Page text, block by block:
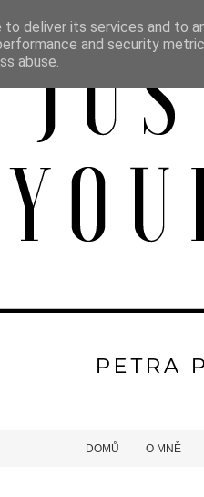
DOMŮ O MNĚ
deliver its services and to
and security
abuse.